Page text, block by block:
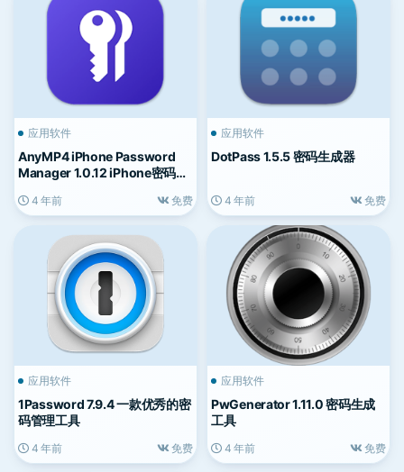
应用软件
AnyMP4 iPhone Password
Manager 1.0.12 iPhone密码管
4 年前 免费
应用软件
DotPass 1.5.5 密码生成器
4 年前 免费
应用软件
1Password 7.9.4 一款优秀的密
码管理工具
4 年前 免费
应用软件
PwGenerator 1.11.0 密码生成
工具
4 年前 免费